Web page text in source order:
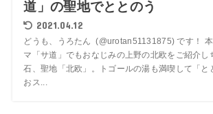
道」の聖地でととのう
2021.04.12
どうも、うろたん (@urotan51131875) です！
マ「サ道」でもおなじみの上野の北欧をご紹介し
石、聖地「北欧」。トゴールの湯も満喫して「と
おス...